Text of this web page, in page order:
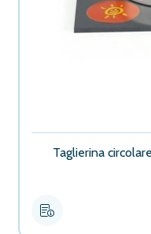
Taglierina